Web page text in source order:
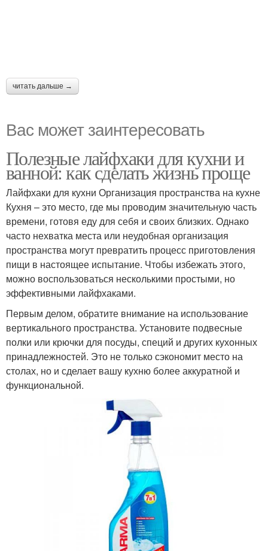
читать дальше →
Вас может заинтересовать
Полезные лайфхаки для кухни и
ванной: как сделать жизнь проще
Лайфхаки для кухни Организация пространства на кухне
Кухня – это место, где мы проводим значительную часть
времени, готовя еду для себя и своих близких. Однако
часто нехватка места или неудобная организация
пространства могут превратить процесс приготовления
пищи в настоящее испытание. Чтобы избежать этого,
можно воспользоваться несколькими простыми, но
эффективными лайфхаками.
Первым делом, обратите внимание на использование
вертикального пространства. Установите подвесные
полки или крючки для посуды, специй и других кухонных
принадлежностей. Это не только сэкономит место на
столах, но и сделает вашу кухню более аккуратной и
функциональной.